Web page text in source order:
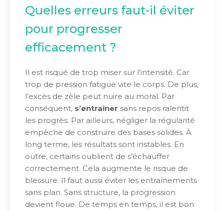
Quelles erreurs faut-il éviter
pour progresser
efficacement ?
Il est risqué de trop miser sur l’intensité. Car
trop de pression fatigue vite le corps. De plus,
l’excès de zèle peut nuire au moral. Par
conséquent, s’entraîner sans repos ralentit
les progrès. Par ailleurs, négliger la régularité
empêche de construire des bases solides. À
long terme, les résultats sont instables. En
outre, certains oublient de s’échauffer
correctement. Cela augmente le risque de
blessure. Il faut aussi éviter les entraînements
sans plan. Sans structure, la progression
devient floue. De temps en temps, il est bon